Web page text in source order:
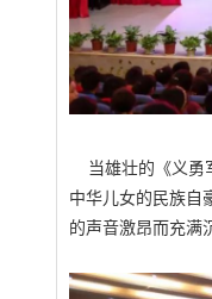
当雄壮的《义
中华儿女的民族自
的声音激昂而充满